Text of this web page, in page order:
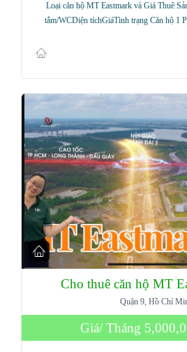
Loại căn hộ MT Eastmark và Giá Thuê
tắm/WCDiện tíchGiáTình trạng Căn hộ 1
Cho thuê căn hộ MT
Quận 9, Hồ Chí
Giá/ Tháng